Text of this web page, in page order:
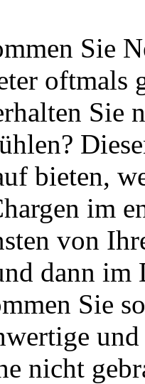
Sie
oftmals
Sie
bieten,
im
von
dann im
Sie
nicht